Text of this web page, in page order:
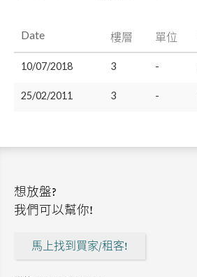
Date 樓層 單位
10/07/2018 3 -
25/02/2011 3 -
想放盤?
我們可以幫你!
馬上找到買家/租客!